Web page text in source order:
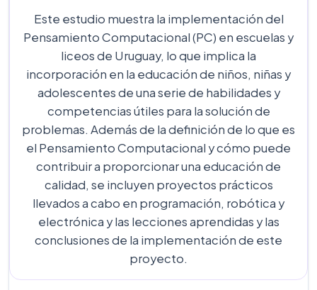
Este estudio muestra la implementación del
Pensamiento Computacional (PC) en escuelas y
liceos de Uruguay, lo que implica la
incorporación en la educación de niños, niñas y
adolescentes de una serie de habilidades y
competencias útiles para la solución de
problemas. Además de la definición de lo que es
el Pensamiento Computacional y cómo puede
contribuir a proporcionar una educación de
calidad, se incluyen proyectos prácticos
llevados a cabo en programación, robótica y
electrónica y las lecciones aprendidas y las
conclusiones de la implementación de este
proyecto.